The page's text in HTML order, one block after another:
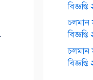
চলমান
চলমান